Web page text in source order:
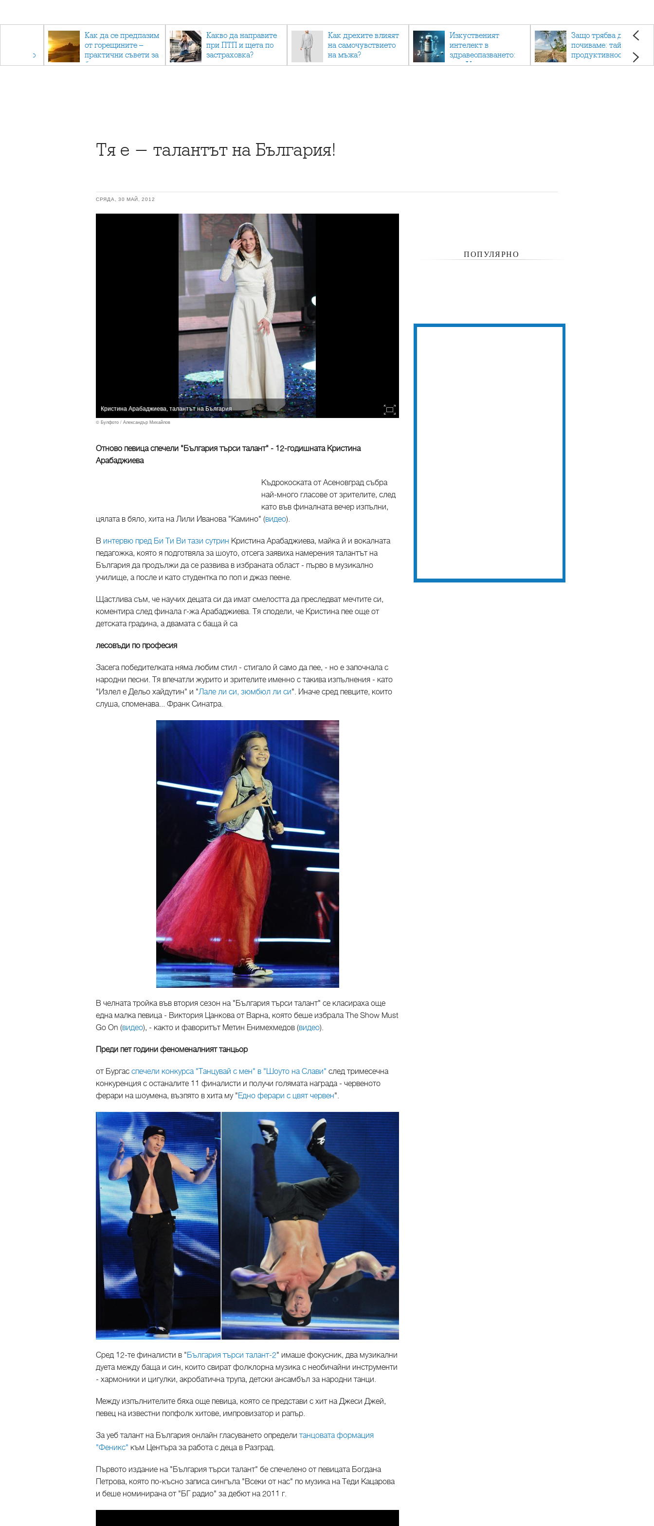
отново
Как да се предпазим
от горещините –
практични съвети за
безопасно лято
Какво да направите
при ПТП и щета по
застраховка?
Как дрехите влияят
на самочувствието
на мъжа?
Изкуственият
интелект в
здравеопазването:
как AI променя
Защо трябва да си
почиваме: тайната на
продуктивността,
здравето и добрия
Тя е - талантът на България!
СРЯДА, 30 МАЙ, 2012
Кристина Арабаджиева, талантът на България
© Булфото / Александър Михайлов
Отново певица спечели "България търси талант" - 12-годишната Кристина
Арабаджиева
Къдрокоската от Асеновград събра
най-много гласове от зрителите, след
като във финалната вечер изпълни,
цялата в бяло, хита на Лили Иванова "Камино" (видео).
В интервю пред Би Ти Ви тази сутрин Кристина Арабаджиева, майка й и вокалната
педагожка, която я подготвяла за шоуто, отсега заявиха намерения талантът на
България да продължи да се развива в избраната област - първо в музикално
училище, а после и като студентка по поп и джаз пеене.
Щастлива съм, че научих децата си да имат смелостта да преследват мечтите си,
коментира след финала г-жа Арабаджиева. Тя сподели, че Кристина пее още от
детската градина, а двамата с баща й са
лесовъди по професия
Засега победителката няма любим стил - стигало й само да пее, - но е започнала с
народни песни. Тя впечатли журито и зрителите именно с такива изпълнения - като
"Излел е Дельо хайдутин" и "Лале ли си, зюмбюл ли си". Иначе сред певците, които
слуша, споменава... Франк Синатра.
В челната тройка във втория сезон на "България търси талант" се класираха още
една малка певица - Виктория Цанкова от Варна, която беше избрала The Show Must
Go On (видео), - както и фаворитът Метин Енимехмедов (видео).
Преди пет години феноменалният танцьор
от Бургас спечели конкурса "Танцувай с мен" в "Шоуто на Слави" след тримесечна
конкуренция с останалите 11 финалисти и получи голямата награда - червеното
ферари на шоумена, възпято в хита му "Едно ферари с цвят червен".
Сред 12-те финалисти в "България търси талант-2" имаше фокусник, два музикални
дуета между баща и син, които свират фолклорна музика с необичайни инструменти
- хармоники и цигулки, акробатична трупа, детски ансамбъл за народни танци.
Между изпълнителите бяха още певица, която се представи с хит на Джеси Джей,
певец на известни попфолк хитове, импровизатор и рапър.
За уеб талант на България онлайн гласуването определи танцовата формация
"Феникс" към Центъра за работа с деца в Разград.
Първото издание на "България търси талант" бе спечелено от певицата Богдана
Петрова, която по-късно записа сингъла "Всеки от нас" по музика на Теди Кацарова
и беше номинирана от "БГ радио" за дебют на 2011 г.
ПОПУЛЯРНО